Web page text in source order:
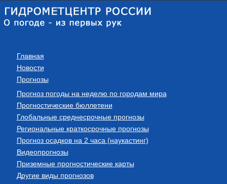
Главная
Новости
Прогнозы
Прогноз погоды на неделю по городам мира
Прогностические бюллетени
Глобальные среднесрочные прогнозы
Региональные краткосрочные прогнозы
Прогноз осадков на 2 часа (наукастинг)
Видеопрогнозы
Приземные прогностические карты
Другие виды прогнозов